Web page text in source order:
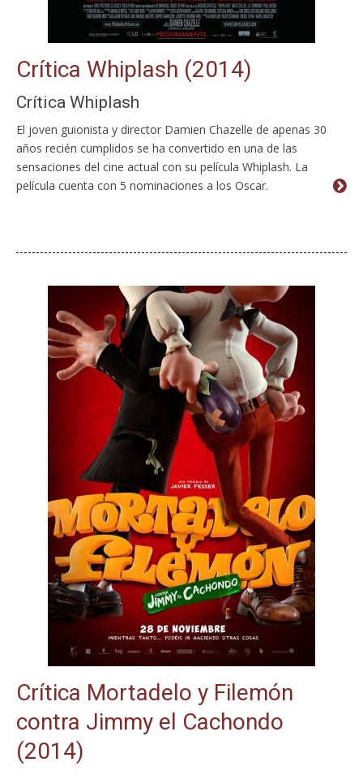
Crítica Whiplash (2014)
Crítica Whiplash
El joven guionista y director Damien Chazelle de apenas 30
años recién cumplidos se ha convertido en una de las
sensaciones del cine actual con su película Whiplash. La
película cuenta con 5 nominaciones a los Oscar.
Crítica Mortadelo y Filemón
contra Jimmy el Cachondo
(2014)